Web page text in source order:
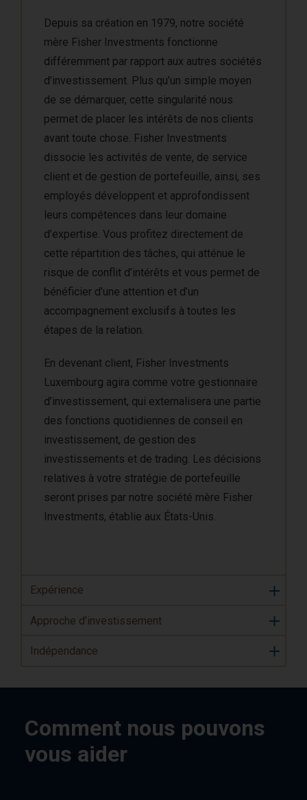
Depuis sa création en 1979, notre société
mère Fisher Investments fonctionne
différemment par rapport aux autres sociétés
d’investissement. Plus qu’un simple moyen
de se démarquer, cette singularité nous
permet de placer les intérêts de nos clients
avant toute chose. Fisher Investments
dissocie les activités de vente, de service
client et de gestion de portefeuille, ainsi, ses
employés développent et approfondissent
leurs compétences dans leur domaine
d’expertise. Vous profitez directement de
cette répartition des tâches, qui atténue le
risque de conflit d’intérêts et vous permet de
bénéficier d’une attention et d’un
accompagnement exclusifs à toutes les
étapes de la relation.
En devenant client, Fisher Investments
Luxembourg agira comme votre gestionnaire
d’investissement, qui externalisera une partie
des fonctions quotidiennes de conseil en
investissement, de gestion des
investissements et de trading. Les décisions
relatives à votre stratégie de portefeuille
seront prises par notre société mère Fisher
Investments, établie aux États-Unis.
Expérience
Approche d’investissement
Indépendance
Comment nous pouvons
vous aider